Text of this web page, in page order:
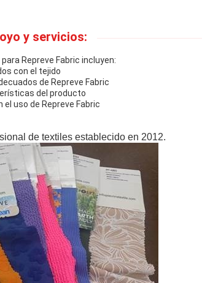
y servicios:
Repreve Fabric incluyen:
con el tejido
de Repreve Fabric
del producto
uso de Repreve Fabric
de textiles establecido en 2012.